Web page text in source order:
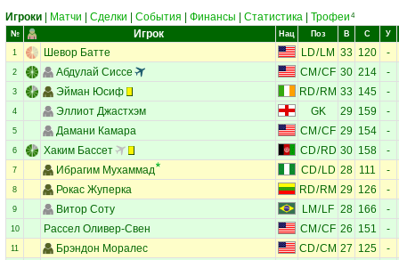
Игроки
Матчи Сделки События Финансы Статистика Трофеи 4
№ Игрок Нац Поз В С У
1 Шевор Батте LD/ LM 33 120 -
2 Абдулай Сиссе CM /CF 30 214 -
3 Эйман Юсиф RD/ RM 33 145 -
4 Эллиот Джастхэм GK 29 159 -
5 Дамани Камара CM /CF 29 154 -
6 Хаким Бассет CD/RD 30 158 -
7 Ибрагим Мухаммад CD/LD 28 111 -
8 Рокас Жуперка RD/ RM 29 126 -
9 Витор Соту LM / LF 28 166 -
10 Рассел Оливер-Свен CM /CF 26 151 -
11 Брэндон Моралес CD/CM 27 125 -